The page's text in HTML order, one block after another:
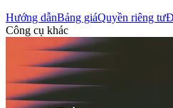
Hướng dẫnBảng giáQuyền riêng tư
Công cụ khác